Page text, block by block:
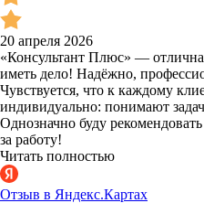
20 апреля 2026
«Консультант Плюс» —
иметь дело! Надёжно,
Чувствуется, что к каждому
индивидуально: понимают
Однозначно буду
за работу!
Читать полностью
Отзыв в Яндекс.Картах